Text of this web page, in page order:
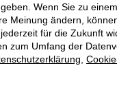
Angebote
Wenn Sie zu
Meinung ändern,
für die Zukunft
zum Umfang der